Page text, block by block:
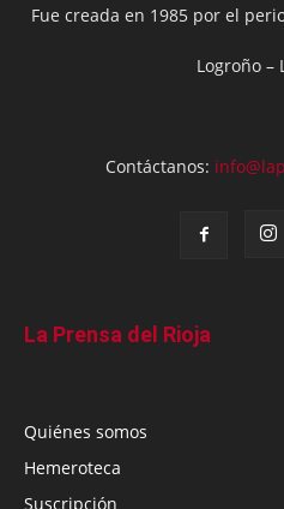
Fue creada en 1985 por el
Logroño –
Contáctanos:
La Prensa del Rioja
Quiénes somos
Hemeroteca
Suscripción